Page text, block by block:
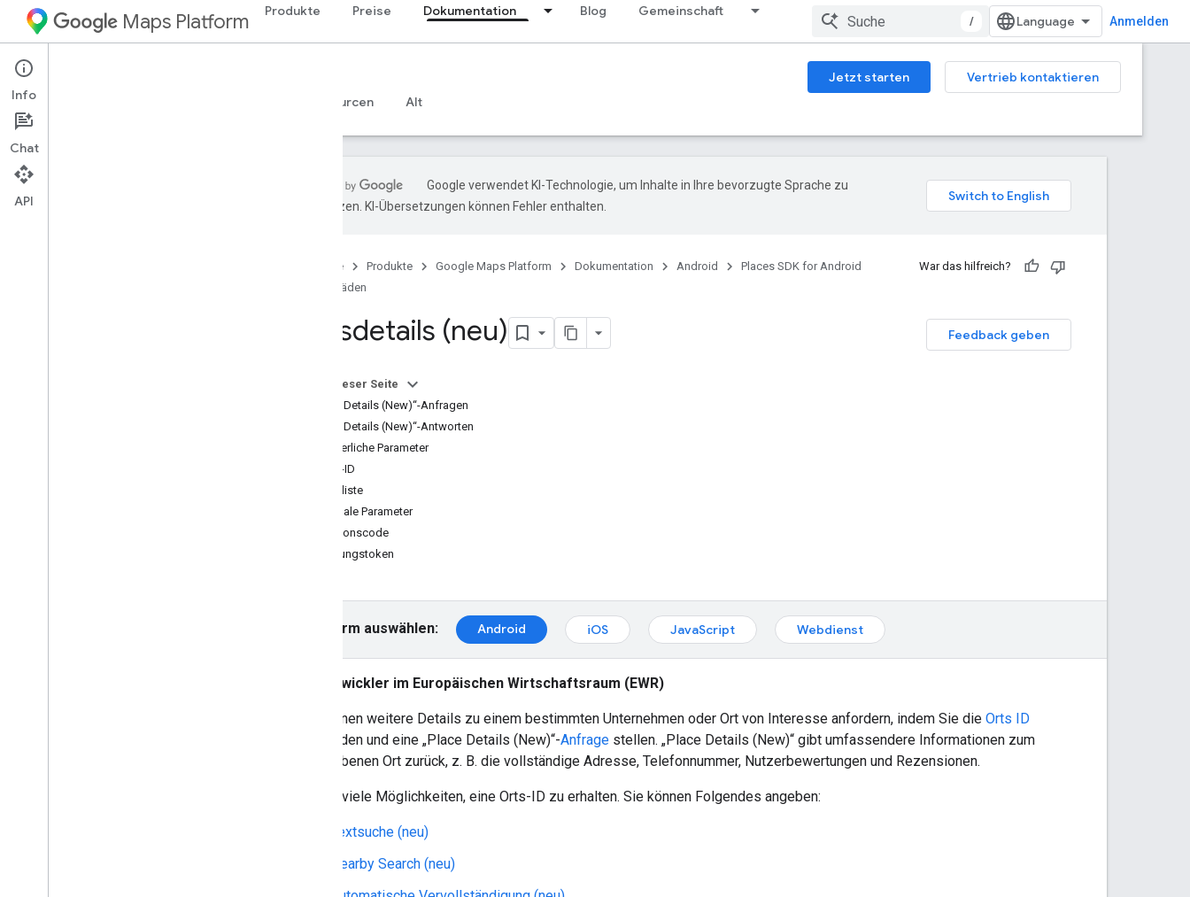
Maps Platform Produkte Preise Dokumentation Blog Gemeinschaft
/ Anmelden
Android Jetzt starten
Vertrieb kontaktieren
Leitfäden
Ressourcen Alt
Google verwendet KI-Technologie, um Inhalte in Ihre bevorzugte Sprache zu
übersetzen. KI-Übersetzungen können Fehler enthalten.
Startseite Produkte Google Maps Platform Dokumentation Android
Places SDK for Android
Leitfäden
War das hilfreich?
Feedback geben
Ortsdetails (neu)
Auf dieser Seite
„Place Details (New)“-Anfragen
„Place Details (New)“-Antworten
Erforderliche Parameter
Orts-ID
Feldliste
Optionale Parameter
Regionscode
Sitzungstoken
Plattform auswählen: Android iOS JavaScript Webdienst
Entwickler im Europäischen Wirtschaftsraum (EWR)
Sie können weitere Details zu einem bestimmten Unternehmen oder Ort von Interesse anfordern, indem Sie die Orts ID
verwenden und eine „Place Details (New)“-Anfrage stellen. „Place Details (New)“ gibt umfassendere Informationen zum
angegebenen Ort zurück, z. B. die vollständige Adresse, Telefonnummer, Nutzerbewertungen und Rezensionen.
Es gibt viele Möglichkeiten, eine Orts-ID zu erhalten. Sie können Folgendes angeben:
Textsuche (neu)
Nearby Search (neu)
Info
Chat
API